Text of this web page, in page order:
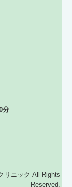
分
リニック All Rights
Reserved.